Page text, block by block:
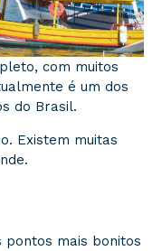
com muitos
é um dos
do Brasil.
Existem muitas
pontos mais bonitos